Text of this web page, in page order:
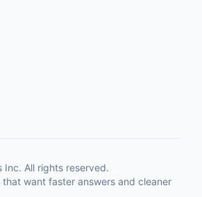
Inc. All rights reserved.
want faster answers and cleaner